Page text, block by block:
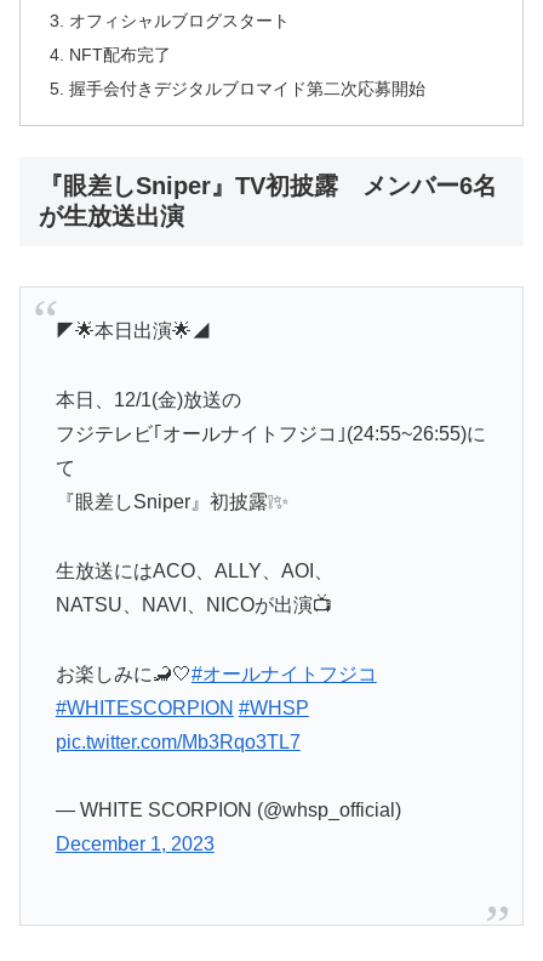
オフィシャルブログスタート
NFT配布完了
握手会付きデジタルブロマイド第二次応募開始
『眼差しSniper』TV初披露 メンバー6名
が生放送出演
◤🌟本日出演🌟◢
本日、12/1(金)放送の
フジテレビ｢オールナイトフジコ｣(24:55~26:55)に
て
『眼差しSniper』初披露❕✨
生放送にはACO、ALLY、AOI、
NATSU、NAVI、NICOが出演📺
お楽しみに🦂🤍#オールナイトフジコ
#WHITESCORPION #WHSP
pic.twitter.com/Mb3Rqo3TL7
— WHITE SCORPION (@whsp_official)
December 1, 2023